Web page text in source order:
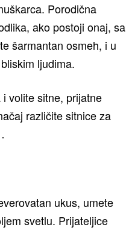
Porodična
ako postoji onaj, sa
šarmantan osmeh, i u
ljudima.
volite sitne, prijatne
različite sitnice za
ukus, umete
svetlu. Prijateljice